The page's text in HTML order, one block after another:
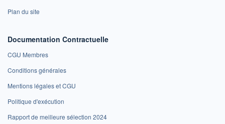
Plan du site
Documentation Contractuelle
CGU Membres
Conditions générales
Mentions légales et CGU
Politique d'exécution
Rapport de meilleure sélection 2024